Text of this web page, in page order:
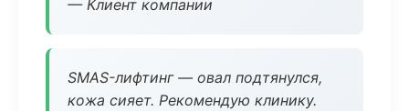
— Клиент компании
SMAS-лифтинг — овал подтянулся,
кожа сияет. Рекомендую клинику.